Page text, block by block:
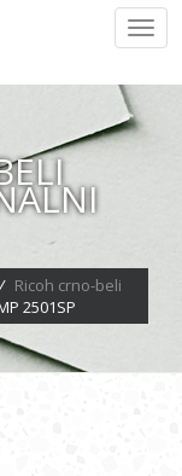
Ricoh crno-beli
2501SP